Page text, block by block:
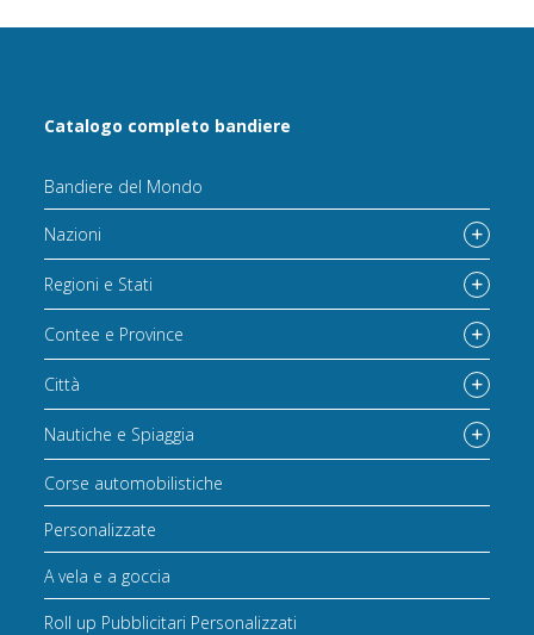
Catalogo completo bandiere
Bandiere del Mondo
Nazioni
Regioni e Stati
Contee e Province
Città
Nautiche e Spiaggia
Corse automobilistiche
Personalizzate
A vela e a goccia
Roll up Pubblicitari Personalizzati